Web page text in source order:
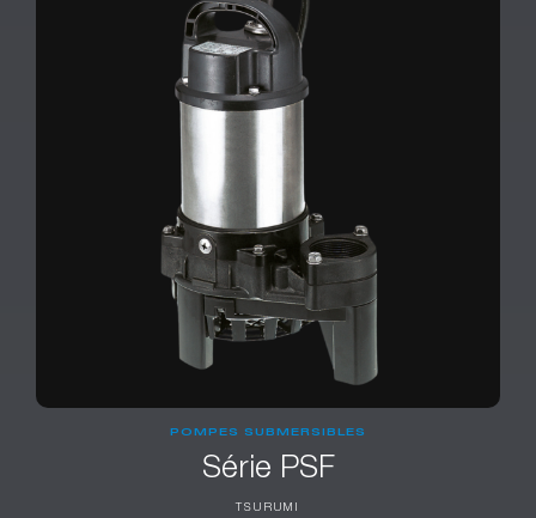
POMPES SUBMERSIBLES
Série PSF
TSURUMI